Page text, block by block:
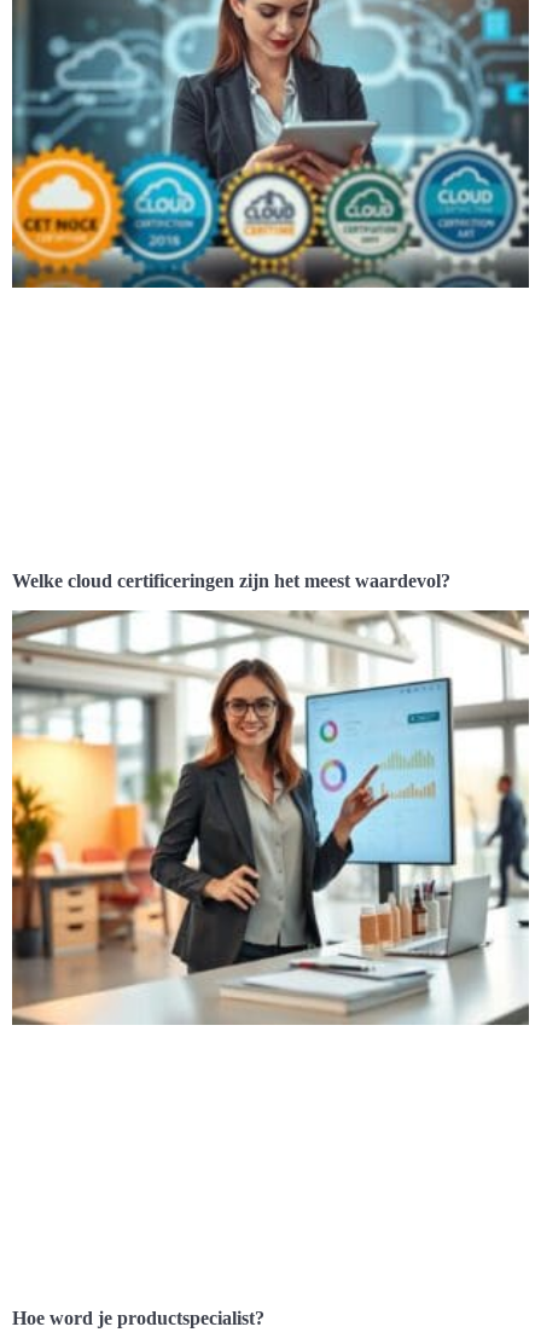
Welke cloud certificeringen zijn het meest waardevol?
Hoe word je productspecialist?